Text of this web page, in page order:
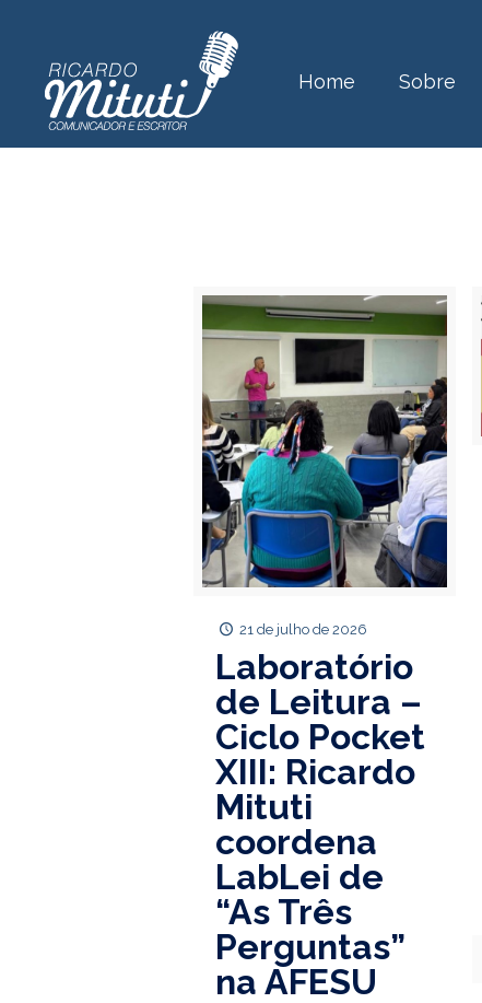
Home Sobre
21 de julho de 2026
Laboratório
de Leitura –
Ciclo Pocket
XIII: Ricardo
Mituti
coordena
LabLei de
“As Três
Perguntas”
na AFESU